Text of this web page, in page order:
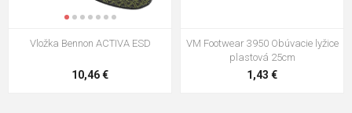
Vložka Bennon ACTIVA ESD
10,46 €
VM Footwear 3950 Obúvacie lyžice
plastová 25cm
1,43 €